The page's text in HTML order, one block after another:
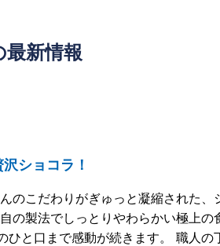
最新情報
ショコラ！
のこだわりがぎゅっと凝縮された
の製法でしっとりやわらかい極上
と口まで感動が続きます。 職人